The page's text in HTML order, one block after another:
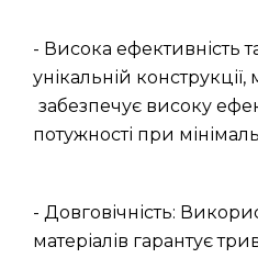
- Висока ефективність
унікальній
забезпечує високу
потужності при
- Довговічність:
матеріалів гарантує